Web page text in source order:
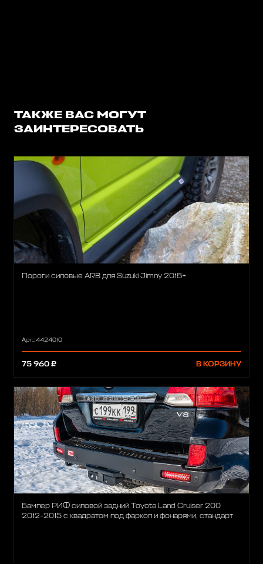
ТАКЖЕ ВАС МОГУТ
ЗАИНТЕРЕСОВАТЬ
Пороги силовые ARB для Suzuki Jimny 2018+
Арт.: 4424010
75 960 ₽ В КОРЗИНУ
Бампер РИФ силовой задний Toyota Land Cruiser 200
2012-2015 с квадратом под фаркоп и фонарями, стандарт